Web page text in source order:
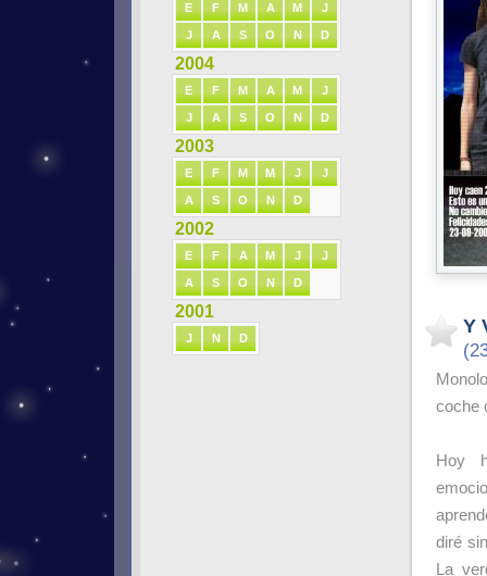
E F M A M J
J A S O N D
2004
E F M A M J
J A S O N D
2003
E F M M J J
A S O N D
2002
E F A M J J
A S O N D
2001
J N D
Y
coche
Hoy
diré
La